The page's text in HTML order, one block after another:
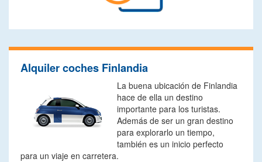
Alquiler coches Finlandia
La buena ubicación de Finlandia
hace de ella un destino
importante para los turistas.
Además de ser un gran destino
para explorarlo un tiempo,
también es un inicio perfecto
para un viaje en carretera.